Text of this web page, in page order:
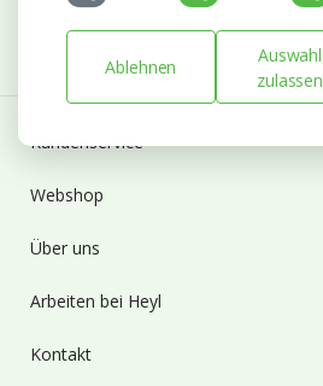
Kundenservice
Webshop
Über uns
Arbeiten bei Heyl
Kontakt
Ablehnen
Auswahl
zulassen